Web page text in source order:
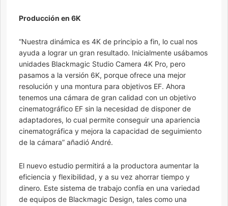
Producción en 6K
“Nuestra dinámica es 4K de principio a fin, lo cual nos
ayuda a lograr un gran resultado. Inicialmente usábamos
unidades Blackmagic Studio Camera 4K Pro, pero
pasamos a la versión 6K, porque ofrece una mejor
resolución y una montura para objetivos EF. Ahora
tenemos una cámara de gran calidad con un objetivo
cinematográfico EF sin la necesidad de disponer de
adaptadores, lo cual permite conseguir una apariencia
cinematográfica y mejora la capacidad de seguimiento
de la cámara” añadió André.
El nuevo estudio permitirá a la productora aumentar la
eficiencia y flexibilidad, y a su vez ahorrar tiempo y
dinero. Este sistema de trabajo confía en una variedad
de equipos de Blackmagic Design, tales como una